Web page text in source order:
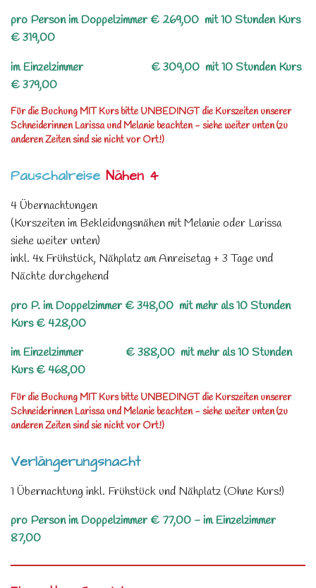
pro Person im Doppelzimmer € 269,00 mit 10 Stunden Kurs
€ 319,00
im Einzelzimmer € 309,00 mit 10 Stunden Kurs
€ 379,00
Für die Buchung MIT Kurs bitte UNBEDINGT die Kurszeiten unserer
Schneiderinnen Larissa und Melanie beachten - siehe weiter unten (zu
anderen Zeiten sind sie nicht vor Ort!)
Pauschalreise Nähen 4
4 Übernachtungen
(Kurszeiten im Bekleidungsnähen mit Melanie oder Larissa
siehe weiter unten)
inkl. 4x Frühstück, Nähplatz am Anreisetag + 3 Tage und
Nächte durchgehend
pro P. im Doppelzimmer € 348,00 mit mehr als 10 Stunden
Kurs € 428,00
im Einzelzimmer € 388,00 mit mehr als 10 Stunden
Kurs € 468,00
Für die Buchung MIT Kurs bitte UNBEDINGT die Kurszeiten unserer
Schneiderinnen Larissa und Melanie beachten - siehe weiter unten (zu
anderen Zeiten sind sie nicht vor Ort!)
Verlängerungsnacht
1 Übernachtung inkl. Frühstück und Nähplatz (Ohne Kurs!)
pro Person im Doppelzimmer € 77,00 - im Einzelzimmer
87,00